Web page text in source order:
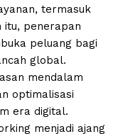
termasuk
itu, penerapan
peluang bagi
global.
mendalam
optimalisasi
era digital.
menjadi ajang